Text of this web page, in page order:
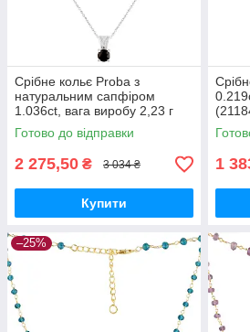
Срібне кольє Proba з
натуральним сапфіром
1.036ct, вага виробу 2,23 г
(2118473) 450480 розмір
Готово до відправки
2 275,50 ₴ 3 034 ₴
Купити
1
–25%